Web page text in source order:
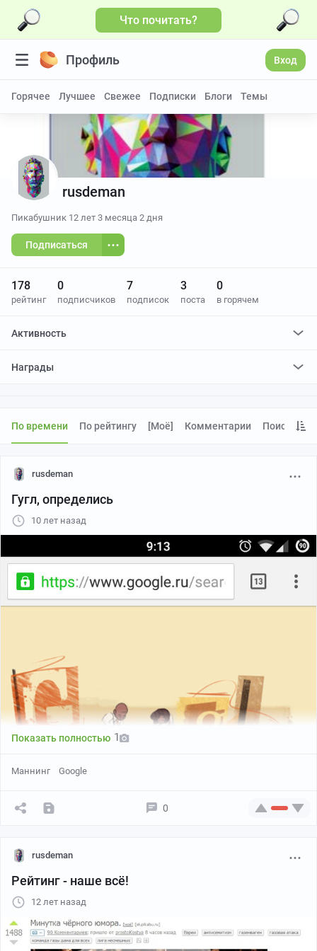
Что почитать?
Профиль Вход
Горячее Лучшее Свежее Подписки Блоги Темы
rusdeman
Пикабушник 12 лет 3 месяца 2 дня
Подписаться
178
рейтинг
0
подписчиков
7
подписок
3
поста
0
в горячем
Активность
Награды
По времени По рейтингу [моё] Комментарии Поиск
rusdeman
Гугл, определись
10 лет назад
Показать полностью 1
Маннинг Google
0
rusdeman
Рейтинг - наше всё!
12 лет назад